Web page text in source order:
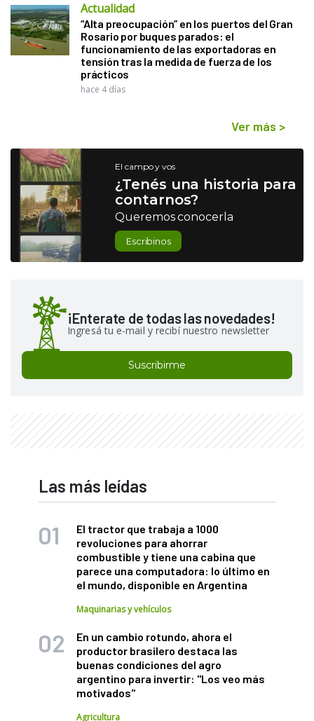
Actualidad
“Alta preocupación” en los puertos del Gran
Rosario por buques parados: el
funcionamiento de las exportadoras en
tensión tras la medida de fuerza de los
prácticos
hace 4 días
Ver más >
El campo y vos
¿Tenés una historia para
contarnos?
Queremos conocerla
Escribinos
¡Enterate de todas las novedades!
Ingresá tu e-mail y recibí nuestro newsletter
Suscribirme
Las más leídas
El tractor que trabaja a 1000
revoluciones para ahorrar
combustible y tiene una cabina que
parece una computadora: lo último en
el mundo, disponible en Argentina
Maquinarias y vehículos
En un cambio rotundo, ahora el
productor brasilero destaca las
buenas condiciones del agro
argentino para invertir: "Los veo más
motivados"
Agricultura